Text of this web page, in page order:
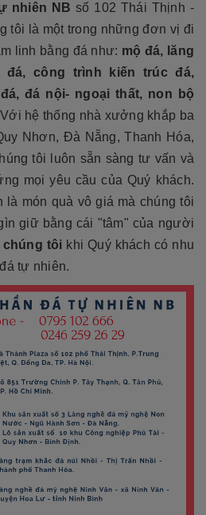
nhiên NB số 102 Thái Thịnh -
tôi là một trong những đơn vị đi
linh bằng đá như: mộ đá, lăng
công trình kiến trúc đá,
đá nội- ngoại thất, non bộ
Với hệ thống nhà xưởng khắp ba
Nhơn, Đà Nẵng, Thanh Hóa,
tôi luôn sẵn sàng tư vấn và
mọi yêu cầu của Quý khách.
là món quà vô giá mà chúng tôi
giữ bằng cái "tâm" của người
chúng tôi khi Quý khách có nhu
tự nhiên.